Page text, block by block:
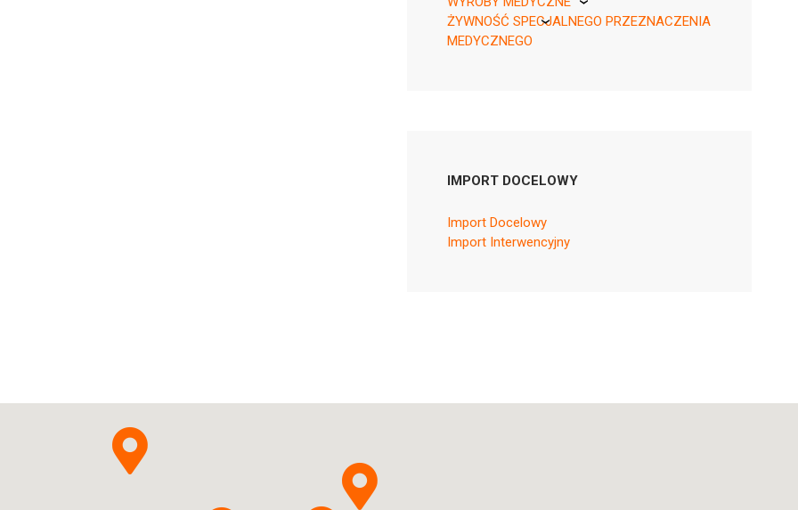
KikGel
ŻYWNOŚĆ SPECJALNEGO PRZEZNACZENIA
MEDYCZNEGO
IMPORT DOCELOWY
Import Docelowy
Import Interwencyjny